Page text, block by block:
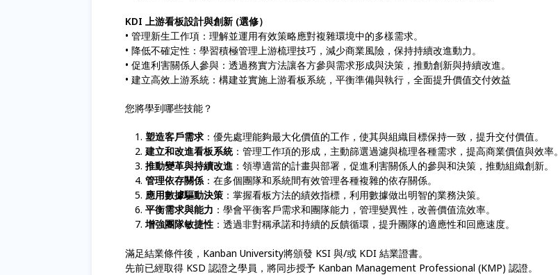
KDI 上游看板設計與創新 (選修）
• 管理新生工作項：理解並運用有效策略應對複雜環境中的多樣需求。
• 降低不確定性：學習積極管理上游梳理技巧，減少商業風險，保持持續改進動力。
• 促進利害關係人參與：透過務實方法讓各方參與需求形成與決策，推動創新與持續改進。
• 建立高效上游系統：構建並實施上游看板系統，平衡準備與執行，全面提升價值交付效益
您將學到哪些技能？
塑造客戶需求 ：優先處理能夠最大化價值的工作，使其與組織目標保持一致，提升交付價值。
建立和改進看板系統：管理工作項的形成，主動篩選過濾與梳理各種需求，提高商業價值與效率。
推動變革與持續改進 ：領導適當的計畫與部署，促進利害關係人的參與和決策，推動組織創新。
管理依存關係 ：在多個團隊和系統間有效管理各種複雜的依存關係。
應用數據驅動決策 ：掌握看板方法的績效指標，利用數據做出明智的業務決策。
平衡需求與能力 ：學會平衡客戶需求和團隊能力，管理變異性，改善價值流效率。
增強團隊敏捷性 ：透過非對稱承諾和持續的反饋循環，提升團隊的適應性和回應速度。
滿足結業條件後，Kanban University將頒發 KSI 與/或 KDI 結業證書。
先前已經取得 KSD 認證之學員，將同步授予 Kanban Management Professional (KMP) 認證。